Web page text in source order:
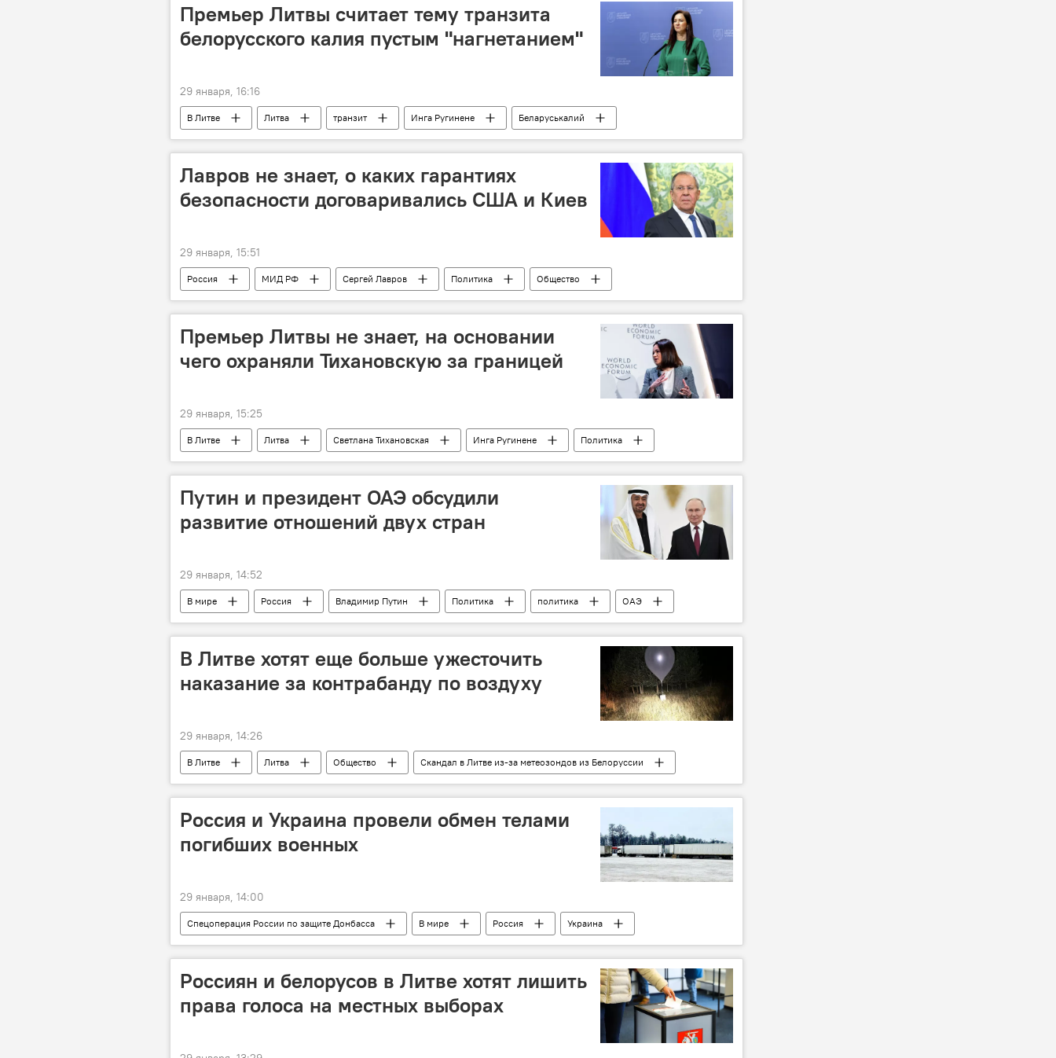
Премьер Литвы считает тему транзита
белорусского калия пустым "нагнетанием"
29 января, 16:16
В Литве Литва транзит Инга Ругинене Беларуськалий
Лавров не знает, о каких гарантиях
безопасности договаривались США и Киев
29 января, 15:51
Россия МИД РФ Сергей Лавров Политика
Общество
переговоры
безопасность Украина
Мирный план США по Украине
Премьер Литвы не знает, на основании
чего охраняли Тихановскую за границей
29 января, 15:25
В Литве Литва Светлана Тихановская Инга Ругинене
Политика
политика
Путин и президент ОАЭ обсудили
развитие отношений двух стран
29 января, 14:52
В мире Россия Владимир Путин Политика политика ОАЭ
В Литве хотят еще больше ужесточить
наказание за контрабанду по воздуху
29 января, 14:26
В Литве Литва Общество
Скандал в Литве из-за метеозондов из Белоруссии
контрабанда сигарет
контрабанда МВД Литвы
Владислав Кондратович
Россия и Украина провели обмен телами
погибших военных
29 января, 14:00
Спецоперация России по защите Донбасса В мире Россия
Украина
обмен
погибшие ВС РФ ВСУ Общество
Россиян и белорусов в Литве хотят лишить
права голоса на местных выборах